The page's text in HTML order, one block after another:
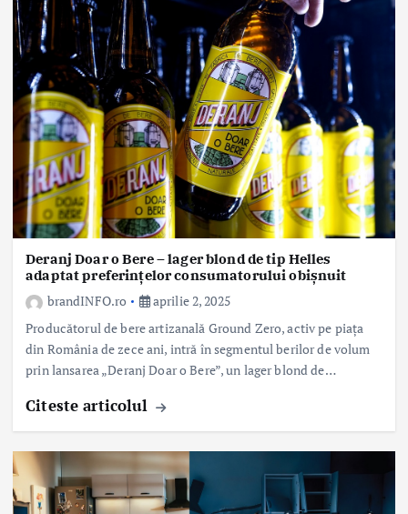
Deranj Doar o Bere – lager blond de tip Helles
adaptat preferințelor consumatorului obișnuit
brandINFO.ro
aprilie 2, 2025
Producătorul de bere artizanală Ground Zero, activ pe piața
din România de zece ani, intră în segmentul berilor de volum
prin lansarea „Deranj Doar o Bere”, un lager blond de…
Citeste articolul